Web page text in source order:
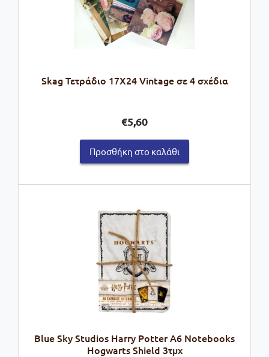
Skag Τετράδιο 17X24 Vintage σε 4 σχέδια
€5,60
Προσθήκη στο καλάθι
Blue Sky Studios Harry Potter A6 Notebooks
Hogwarts Shield 3τμχ